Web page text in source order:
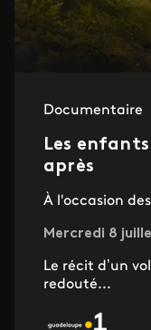
Documentaire
Les
après
À l'occasion
Mercredi 8
Le récit d’un
redouté...